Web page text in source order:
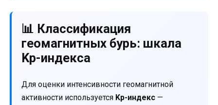
📊 Классификация
геомагнитных бурь: шкала
Kp-индекса
Для оценки интенсивности геомагнитной
активности используется Kp-индекс —